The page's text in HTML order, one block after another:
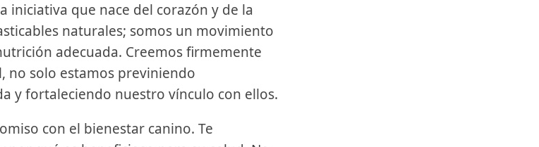
iniciativa que nace del corazón y de la
naturales; somos un movimiento
adecuada. Creemos firmemente
no solo estamos previniendo
y fortaleciendo nuestro vínculo con ellos.
con el bienestar canino. Te